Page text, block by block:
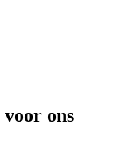
voor ons